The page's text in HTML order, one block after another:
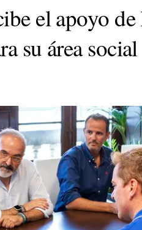
el apoyo
su área social